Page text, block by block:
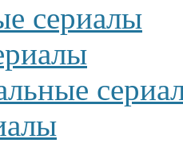
сериалы